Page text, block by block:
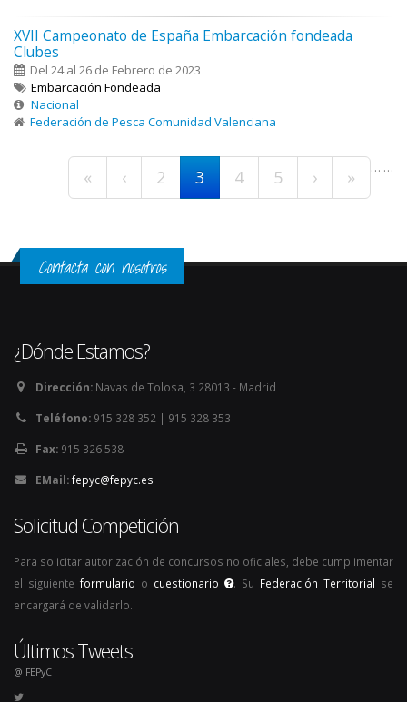
XVII Campeonato de España Embarcación fondeada
Clubes
Del 24 al 26 de Febrero de 2023
Embarcación Fondeada
Nacional
Federación de Pesca Comunidad Valenciana
Páginas
« ‹ …
2 3 4 5 …
› »
Contacta con nosotros
¿Dónde Estamos?
Dirección: Navas de Tolosa, 3 28013 - Madrid
Teléfono: 915 328 352 | 915 328 353
Fax: 915 326 538
EMail:fepyc@fepyc.es
Solicitud Competición
Para solicitar autorización de concursos no oficiales, debe cumplimentar
el siguiente formulario o cuestionario . Su Federación Territorial se
encargará de validarlo.
Últimos Tweets
@ FEPyC